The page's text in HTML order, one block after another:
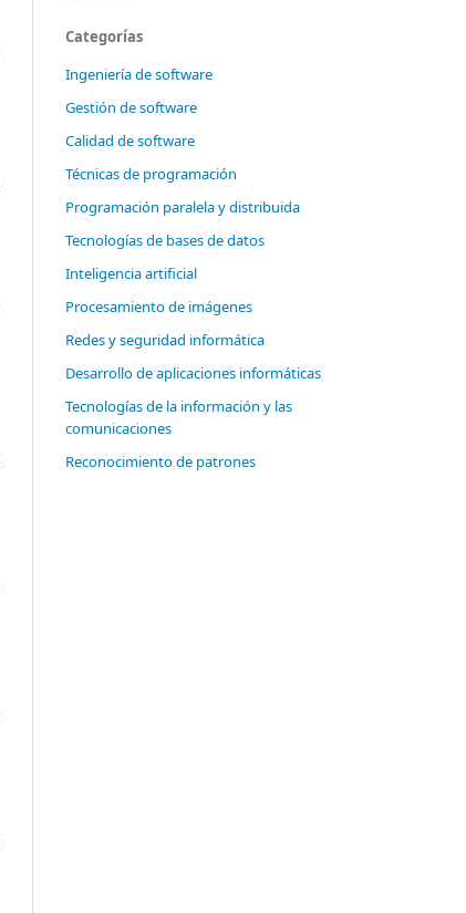
Categorías
Ingeniería de software
Gestión de software
Calidad de software
Técnicas de programación
Programación paralela y distribuida
Tecnologías de bases de datos
Inteligencia artificial
Procesamiento de imágenes
Redes y seguridad informática
Desarrollo de aplicaciones informáticas
Tecnologías de la información y las
comunicaciones
Reconocimiento de patrones